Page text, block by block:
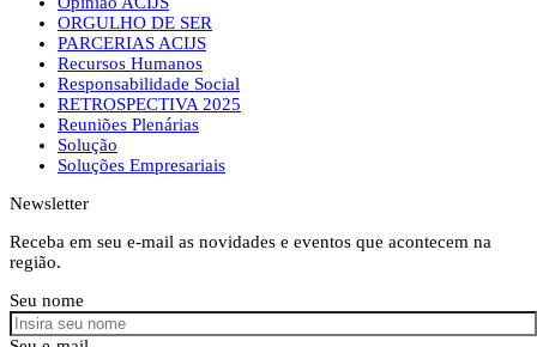
ORGULHO DE SER
PARCERIAS ACIJS
Recursos Humanos
Responsabilidade Social
RETROSPECTIVA 2025
Reuniões Plenárias
Solução
Soluções Empresariais
Newsletter
Receba em seu e-mail as novidades e eventos que acontecem na
região.
Seu nome